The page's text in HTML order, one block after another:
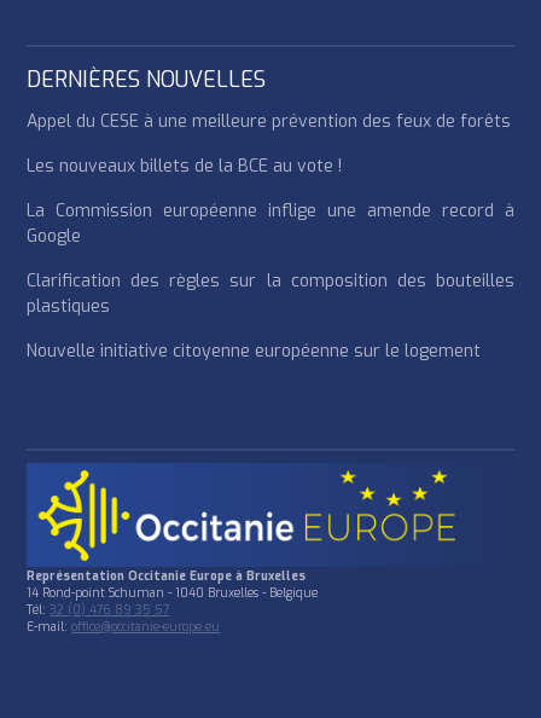
DERNIÈRES NOUVELLES
Appel du CESE à une meilleure prévention des feux de forêts
Les nouveaux billets de la BCE au vote !
La Commission européenne inflige une amende record à
Google
Clarification des règles sur la composition des bouteilles
plastiques
Nouvelle initiative citoyenne européenne sur le logement
Représentation Occitanie Europe à Bruxelles
14 Rond-point Schuman - 1040 Bruxelles - Belgique
Tél:32 (0) 476 89 35 57
E-mail:office@occitanie-europe.eu